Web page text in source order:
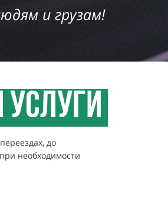
и грузам!
до
необходимости